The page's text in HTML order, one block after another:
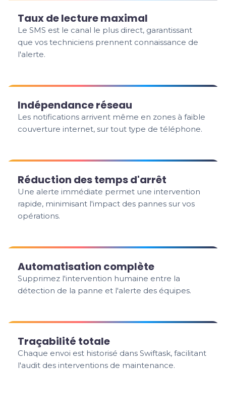
Taux de lecture maximal
Le SMS est le canal le plus direct, garantissant
que vos techniciens prennent connaissance de
l'alerte.
Indépendance réseau
Les notifications arrivent même en zones à faible
couverture internet, sur tout type de téléphone.
Réduction des temps d'arrêt
Une alerte immédiate permet une intervention
rapide, minimisant l'impact des pannes sur vos
opérations.
Automatisation complète
Supprimez l'intervention humaine entre la
détection de la panne et l'alerte des équipes.
Traçabilité totale
Chaque envoi est historisé dans Swiftask, facilitant
l'audit des interventions de maintenance.